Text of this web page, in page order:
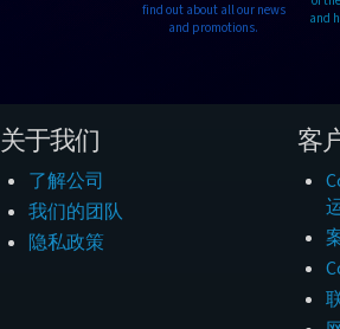
find out about all our news
and promotions.
and
关于我们
了解公司
我们的团队
隐私政策
客